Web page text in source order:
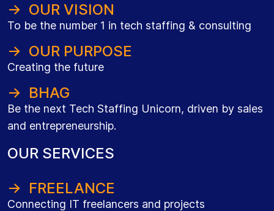
→ OUR VISION
To be the number 1 in tech staffing & consulting
→ OUR PURPOSE
Creating the future
→ BHAG
Be the next Tech Staffing Unicorn, driven by sales
and entrepreneurship.
OUR SERVICES
→ FREELANCE
Connecting IT freelancers and projects